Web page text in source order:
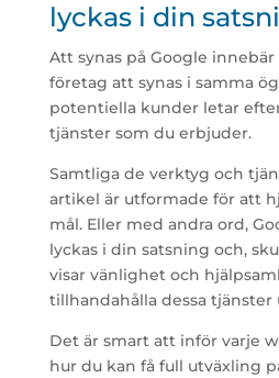
lyckas i din
Att synas på Google
företag att synas i samma
potentiella kunder letar
tjänster som du erbjuder.
Samtliga de verktyg och
artikel är utformade för att
mål. Eller med andra ord,
lyckas i din satsning och,
visar vänlighet och
tillhandahålla dessa tjänster
Det är smart att inför varje
hur du kan få full utväxling